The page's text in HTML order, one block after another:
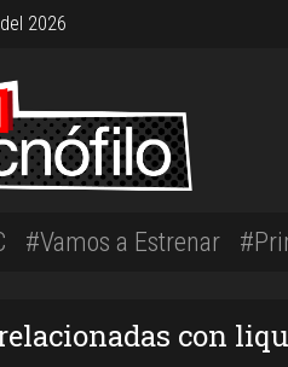
2026
#Vamos a Estrenar
con